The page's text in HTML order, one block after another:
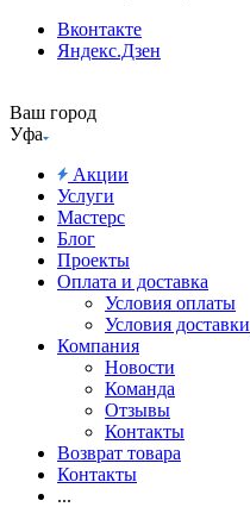
Вконтакте
Яндекс.Дзен
Ваш город
Уфа
Акции
Услуги
Мастерс
Блог
Проекты
Оплата и доставка
Условия оплаты
Условия доставки
Компания
Новости
Команда
Отзывы
Контакты
Возврат товара
Контакты
...